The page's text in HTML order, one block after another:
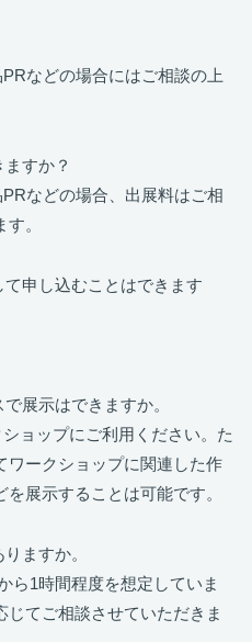
などの場合にはご相談の上
すか？
などの場合、出展料はご相
。
申し込むことはできます
展示はできますか。
ョップにご利用ください。た
ワークショップに関連した作
展示することは可能です。
ますか。
ら1時間程度を想定していま
てご相談させていただきま